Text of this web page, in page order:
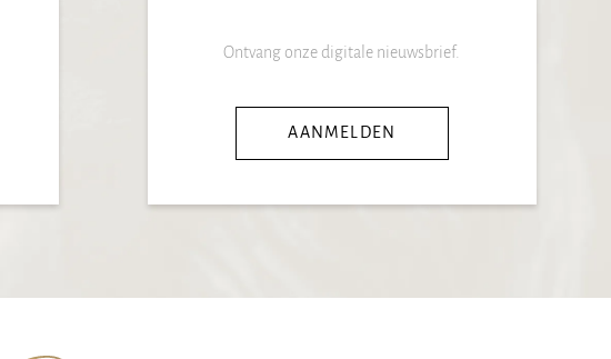
Ontvang onze digitale nieuwsbrief.
AANMELDEN